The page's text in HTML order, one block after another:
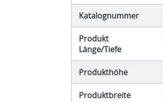
Katalognummer
Produkt
Länge/Tiefe
Produkthöhe
Produktbreite